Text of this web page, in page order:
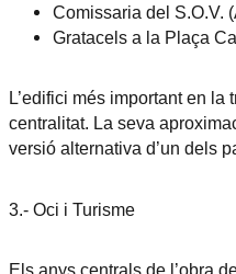
Comissaria del S.O.V.
Gratacels a la Plaça
L’edifici més important en
centralitat. La seva
versió alternativa d’un dels
3.- Oci i Turisme
Els anys centrals de l’obra